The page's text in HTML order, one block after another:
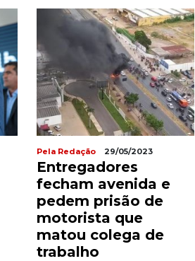
Pela Redação 29/05/2023
Entregadores
fecham avenida e
pedem prisão de
motorista que
matou colega de
trabalho